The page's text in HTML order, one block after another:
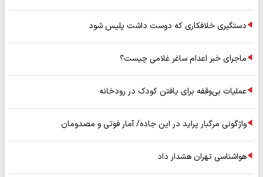
دستگیری خلافکاری که دوست داشت پلیس شود
ماجرای خبر اعدام ساغر غلامی چیست؟
عملیات بی‌وقفه برای یافتن کودک در رودخانه
واژگونی مرگبار پراید در این جاده/ آمار فوتی و مصدومان
هواشناسی تهران هشدار داد